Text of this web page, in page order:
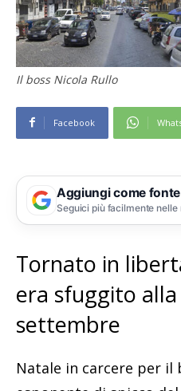
Il boss Nicola Rullo
Facebook
Aggiungi come
Seguici più facilmente
Tornato in
era sfuggito
settembre
Natale in carcere per il